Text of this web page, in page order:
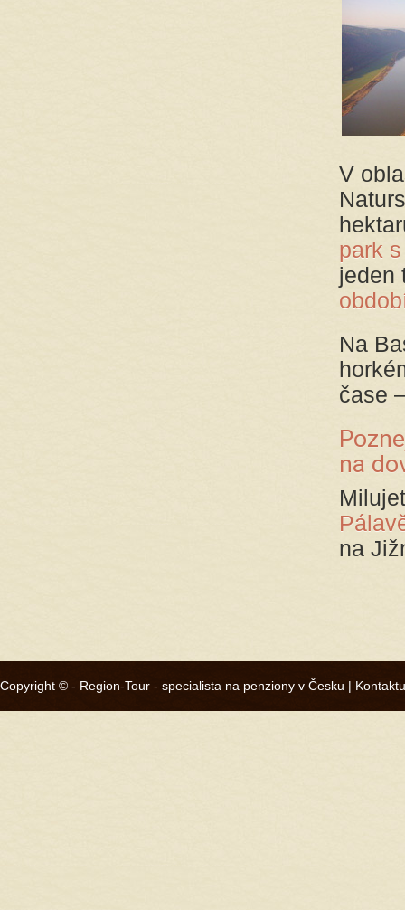
V
park
jeden
Na
čase
na
na
Copyright © - Region-Tour - specialista na penziony v Česku |